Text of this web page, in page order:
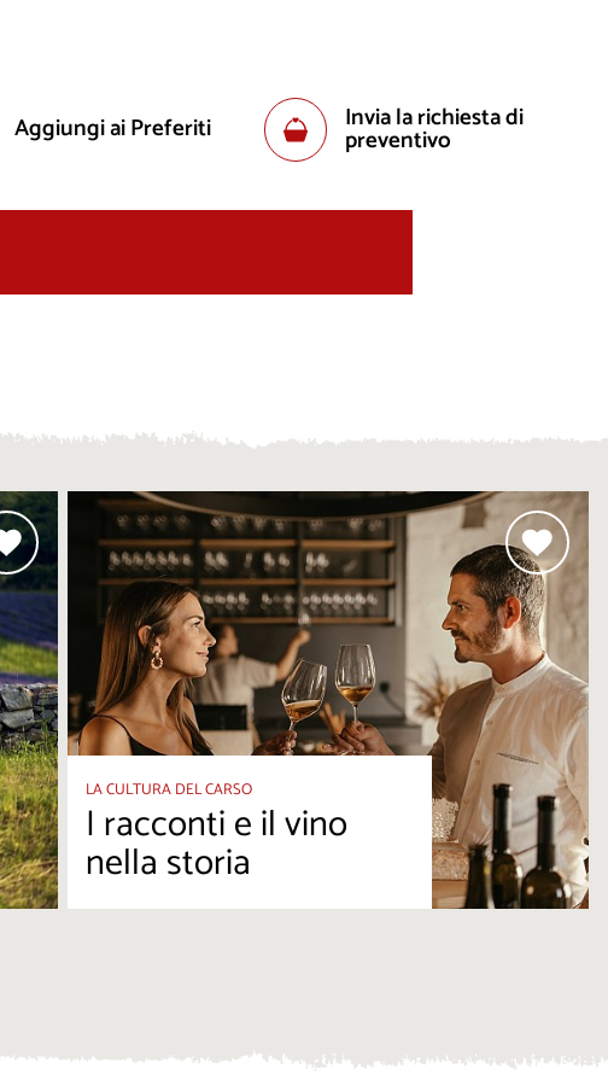
Aggiungi ai Preferiti Invia la richiesta di
preventivo
LA CULTURA DEL CARSO
I racconti e il vino
nella storia